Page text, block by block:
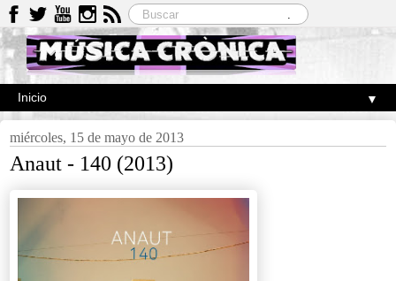
▼
miércoles, 15 de mayo de 2013
Anaut - 140 (2013)